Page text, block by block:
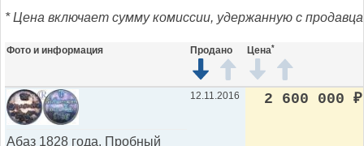
* Цена включает сумму комиссии, удержанную с продавца
Фото и информация Продано Цена*
Абаз 1828 года. Пробный
12.11.2016 2 600 000 ₽